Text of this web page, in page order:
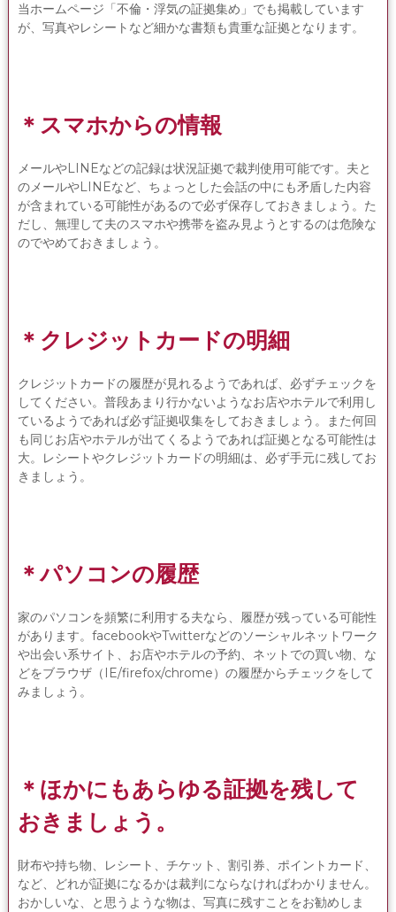
当ホームページ「不倫・浮気の証拠集め」でも掲載しています
が、写真やレシートなど細かな書類も貴重な証拠となります。
＊スマホからの情報
メールやLINEなどの記録は状況証拠で裁判使用可能です。夫と
のメールやLINEなど、ちょっとした会話の中にも矛盾した内容
が含まれている可能性があるので必ず保存しておきましょう。た
だし、無理して夫のスマホや携帯を盗み見ようとするのは危険な
のでやめておきましょう。
＊クレジットカードの明細
クレジットカードの履歴が見れるようであれば、必ずチェックを
してください。普段あまり行かないようなお店やホテルで利用し
ているようであれば必ず証拠収集をしておきましょう。また何回
も同じお店やホテルが出てくるようであれば証拠となる可能性は
大。レシートやクレジットカードの明細は、必ず手元に残してお
きましょう。
＊パソコンの履歴
家のパソコンを頻繁に利用する夫なら、履歴が残っている可能性
があります。facebookやTwitterなどのソーシャルネットワーク
や出会い系サイト、お店やホテルの予約、ネットでの買い物、な
どをブラウザ（IE/firefox/chrome）の履歴からチェックをして
みましょう。
＊ほかにもあらゆる証拠を残して
おきましょう。
財布や持ち物、レシート、チケット、割引券、ポイントカード、
など、どれが証拠になるかは裁判にならなければわかりません。
おかしいな、と思うような物は、写真に残すことをお勧めしま